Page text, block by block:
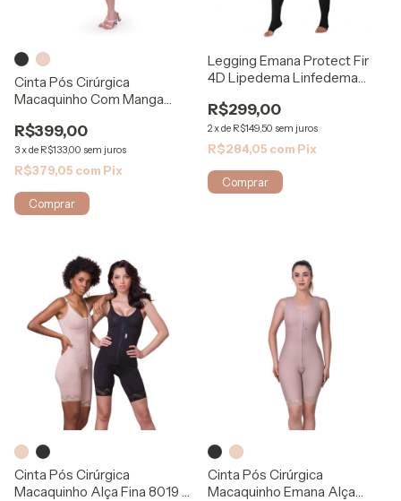
Cinta Pós Cirúrgica
Macaquinho Com Manga
R$399,00
3xde R$133,00 sem juros
R$379,05 com Pix
Comprar
Legging Emana Protect Fir
4D Lipedema Linfedema
R$299,00
2xde R$149,50 sem juros
R$284,05 com Pix
Comprar
Cinta Pós Cirúrgica
Macaquinho Alça Fina 8019 -
Cinta Pós Cirúrgica
Macaquinho Emana Alça